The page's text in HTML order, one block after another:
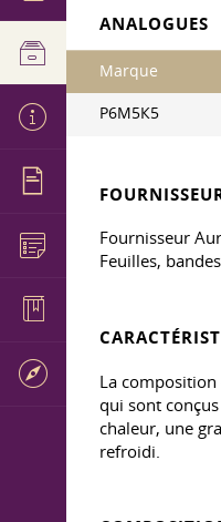
ANALOGUES
Marque
Р6М5К5
Fournisseur
Feuilles,
La
qui sont
chaleur, une
refroidi.